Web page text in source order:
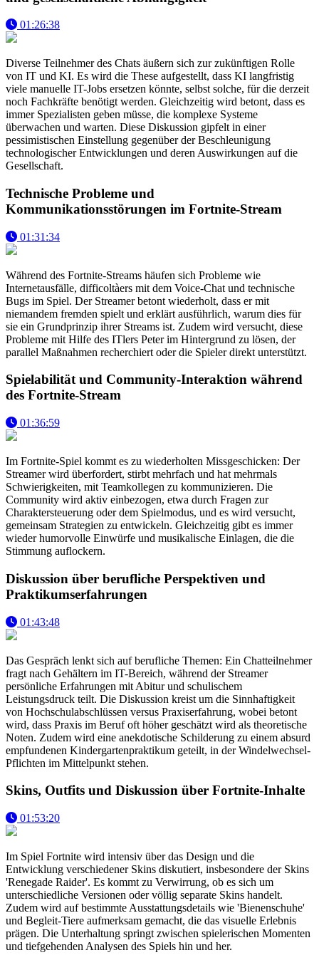
01:26:38
Diverse Teilnehmer des Chats äußern sich zur zukünftigen Rolle
von IT und KI. Es wird die These aufgestellt, dass KI langfristig
viele manuelle IT-Jobs ersetzen könnte, selbst solche, für die derzeit
noch Fachkräfte benötigt werden. Gleichzeitig wird betont, dass es
immer Spezialisten geben müsse, die komplexe Systeme
überwachen und warten. Diese Diskussion gipfelt in einer
pessimistischen Einstellung gegenüber der Beschleunigung
technologischer Entwicklungen und deren Auswirkungen auf die
Gesellschaft.
Technische Probleme und
Kommunikationsstörungen im Fortnite-Stream
01:31:34
Während des Fortnite-Streams häufen sich Probleme wie
Internetausfälle, difficoltàers mit dem Voice-Chat und technische
Bugs im Spiel. Der Streamer betont wiederholt, dass er mit
niemandem fremden spielt und erklärt ausführlich, warum dies für
sie ein Grundprinzip ihrer Streams ist. Zudem wird versucht, diese
Probleme mit Hilfe des ITlers Peter im Hintergrund zu lösen, der
parallel Maßnahmen recherchiert oder die Spieler direkt unterstützt.
Spielabilität und Community-Interaktion während
des Fortnite-Stream
01:36:59
Im Fortnite-Spiel kommt es zu wiederholten Missgeschicken: Der
Streamer wird überfordert, stirbt mehrfach und hat mehrmals
Schwierigkeiten, mit Teamkollegen zu kommunizieren. Die
Community wird aktiv einbezogen, etwa durch Fragen zur
Charaktersteuerung oder dem Spielmodus, und es wird versucht,
gemeinsam Strategien zu entwickeln. Gleichzeitig gibt es immer
wieder humorvolle Einwürfe und musikalische Einlagen, die die
Stimmung auflockern.
Diskussion über berufliche Perspektiven und
Praktikumserfahrungen
01:43:48
Das Gespräch lenkt sich auf berufliche Themen: Ein Chatteilnehmer
fragt nach Gehältern im IT-Bereich, während der Streamer
persönliche Erfahrungen mit Abitur und schulischem
Leistungsdruck teilt. Die Diskussion kreist um die Sinnhaftigkeit
von Hochschulabschlüssen versus Praxiserfahrung, wobei betont
wird, dass Praxis im Beruf oft höher geschätzt wird als theoretische
Noten. Zudem wird eine anekdotische Schilderung zu einem absurd
empfundenen Kindergartenpraktikum geteilt, in der Windelwechsel-
Pflichten im Mittelpunkt stehen.
Skins, Outfits und Diskussion über Fortnite-Inhalte
01:53:20
Im Spiel Fortnite wird intensiv über das Design und die
Entwicklung verschiedener Skins diskutiert, insbesondere der Skins
'Renegade Raider'. Es kommt zu Verwirrung, ob es sich um
unterschiedliche Versionen oder völlig separate Skins handelt.
Zudem wird auf bestimmte Ausstattungsdetails wie 'Bienenschuhe'
und Begleit-Tiere aufmerksam gemacht, die das visuelle Erlebnis
prägen. Die Unterhaltung springt zwischen spielerischen Momenten
und tiefgehenden Analysen des Spiels hin und her.